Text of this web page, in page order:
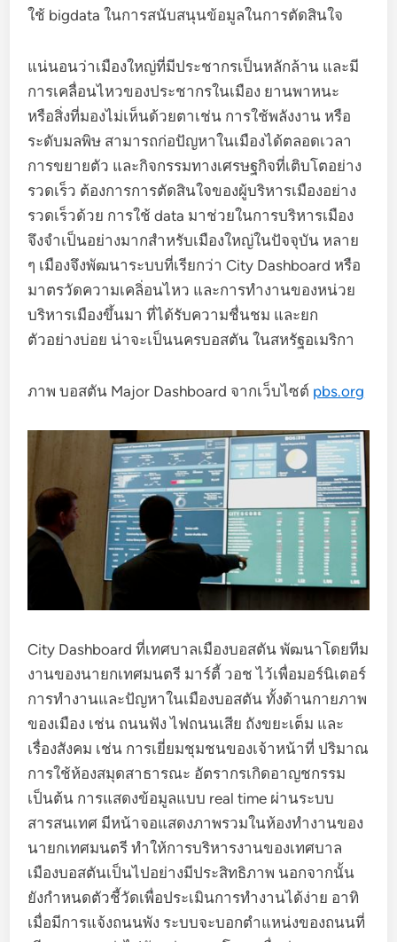
ใช้ bigdata ในการสนับสนุนข้อมูลในการตัดสินใจ
แน่นอนว่าเมืองใหญ่ที่มีประชากรเป็นหลักล้าน และมี
การเคลื่อนไหวของประชากรในเมือง ยานพาหนะ
หรือสิ่งที่มองไม่เห็นด้วยตาเช่น การใช้พลังงาน หรือ
ระดับมลพิษ สามารถก่อปัญหาในเมืองได้ตลอดเวลา
การขยายตัว และกิจกรรมทางเศรษฐกิจที่เติบโตอย่าง
รวดเร็ว ต้องการการตัดสินใจของผู้บริหารเมืองอย่าง
รวดเร็วด้วย การใช้ data มาช่วยในการบริหารเมือง
จึงจำเป็นอย่างมากสำหรับเมืองใหญ่ในปัจจุบัน หลาย
ๆ เมืองจึงพัฒนาระบบที่เรียกว่า City Dashboard หรือ
มาตรวัดความเคลิ่อนไหว และการทำงานของหน่วย
บริหารเมืองขึ้นมา ที่ได้รับความชื่นชม และยก
ตัวอย่างบ่อย น่าจะเป็นนครบอสตัน ในสหรัฐอเมริกา
ภาพ บอสตัน Major Dashboard จากเว็บไซต์ pbs.org
City Dashboard ที่เทศบาลเมืองบอสตัน พัฒนาโดยทีม
งานของนายกเทศมนตรี มาร์ตี้ วอช ไว้เพื่อมอร์นิเตอร์
การทำงานและปัญหาในเมืองบอสตัน ทั้งด้านกายภาพ
ของเมือง เช่น ถนนฟัง ไฟถนนเสีย ถังขยะเต็ม และ
เรื่องสังคม เช่น การเยี่ยมชุมชนของเจ้าหน้าที่ ปริมาณ
การใช้ห้องสมุดสาธารณะ อัตรากรเกิดอาญชกรรม
เป็นต้น การแสดงข้อมูลแบบ real time ผ่านระบบ
สารสนเทศ มีหน้าจอแสดงภาพรวมในห้องทำงานของ
นายกเทศมนตรี ทำให้การบริหารงานของเทศบาล
เมืองบอสตันเป็นไปอย่างมีประสิทธิภาพ นอกจากนั้น
ยังกำหนดตัวชี้วัดเพื่อประเมินการทำงานได้ง่าย อาทิ
เมื่อมีการแจ้งถนนพัง ระบบจะบอกตำแหน่งของถนนที่